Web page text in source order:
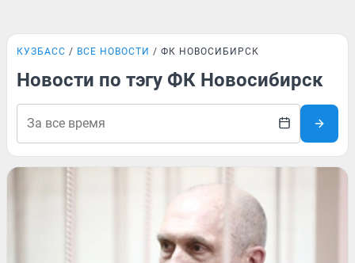
КУЗБАСС ВСЕ НОВОСТИ ФК НОВОСИБИРСК
Новости по тэгу ФК Новосибирск